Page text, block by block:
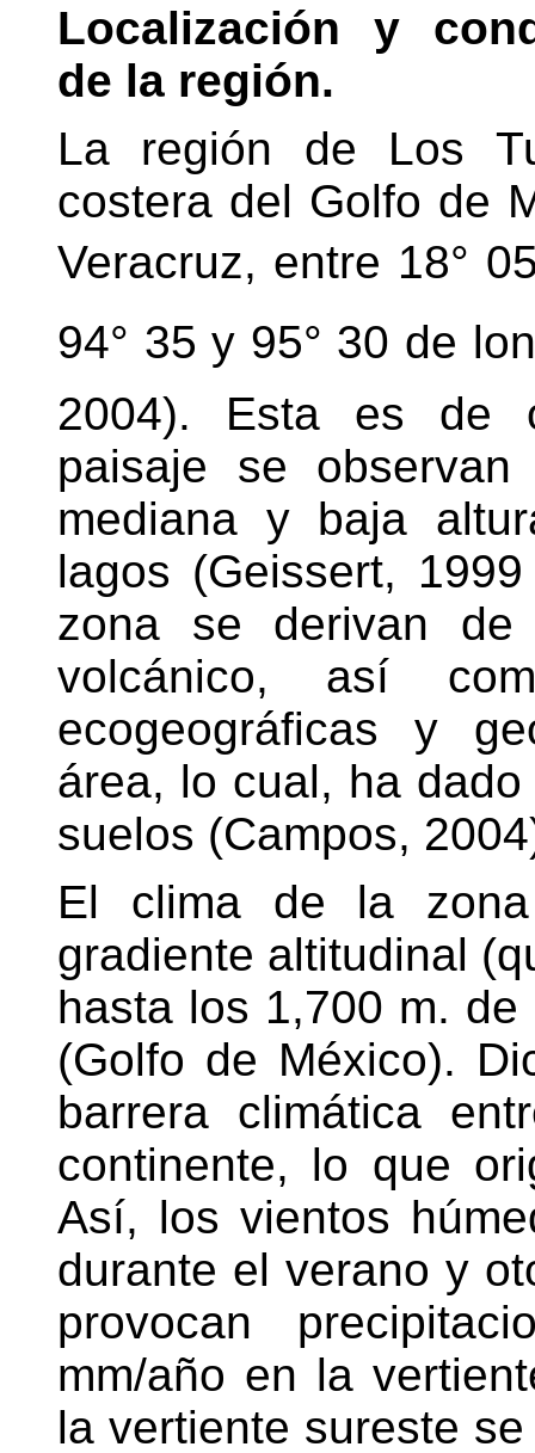
Localización y
de la región.
La región de Los
costera del Golfo de
Veracruz, entre 18°
94° 35 y 95° 30 de
2004). Esta es de
paisaje se
mediana y baja
lagos (Geissert,
zona se derivan de
volcánico, así
ecogeográficas y
área, lo cual, ha
suelos (Campos,
El clima de la
gradiente altitudinal
hasta los 1,700 m.
(Golfo de México).
barrera climática
continente, lo que
Así, los vientos
durante el verano y
provocan
mm/año en la
la vertiente sureste